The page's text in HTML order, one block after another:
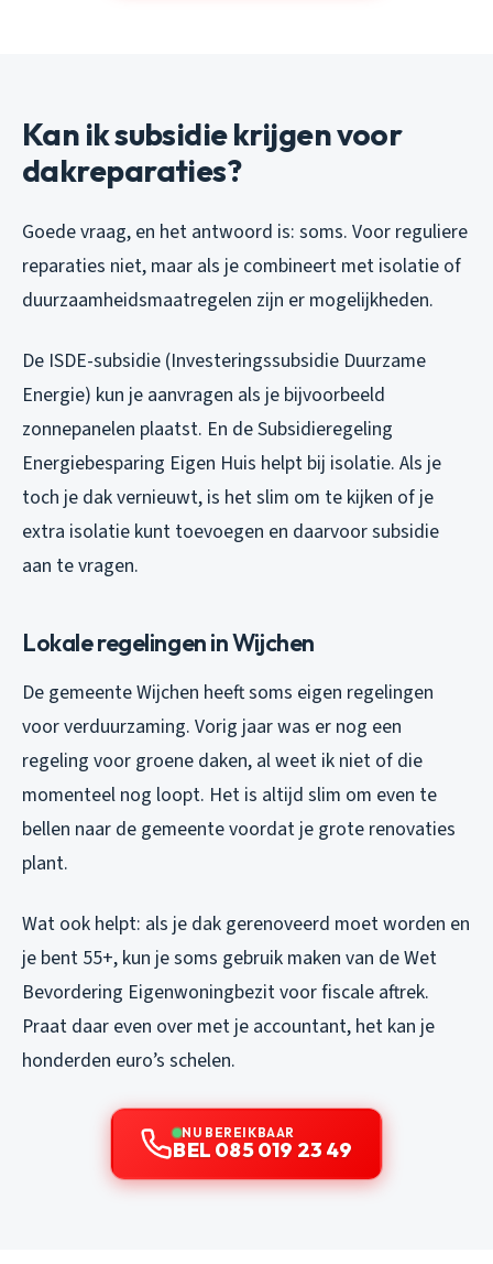
Kan ik subsidie krijgen voor
dakreparaties?
Goede vraag, en het antwoord is: soms. Voor reguliere
reparaties niet, maar als je combineert met isolatie of
duurzaamheidsmaatregelen zijn er mogelijkheden.
De ISDE-subsidie (Investeringssubsidie Duurzame
Energie) kun je aanvragen als je bijvoorbeeld
zonnepanelen plaatst. En de Subsidieregeling
Energiebesparing Eigen Huis helpt bij isolatie. Als je
toch je dak vernieuwt, is het slim om te kijken of je
extra isolatie kunt toevoegen en daarvoor subsidie
aan te vragen.
Lokale regelingen in Wijchen
De gemeente Wijchen heeft soms eigen regelingen
voor verduurzaming. Vorig jaar was er nog een
regeling voor groene daken, al weet ik niet of die
momenteel nog loopt. Het is altijd slim om even te
bellen naar de gemeente voordat je grote renovaties
plant.
Wat ook helpt: als je dak gerenoveerd moet worden en
je bent 55+, kun je soms gebruik maken van de Wet
Bevordering Eigenwoningbezit voor fiscale aftrek.
Praat daar even over met je accountant, het kan je
honderden euro’s schelen.
NU BEREIKBAAR
BEL 085 019 23 49